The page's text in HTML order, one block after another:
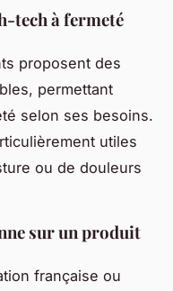
tech à fermeté
proposent des
permettant
selon ses besoins.
utiles
ou de douleurs
sur un produit
française ou